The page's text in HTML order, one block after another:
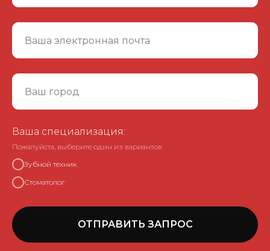
Ваша специализация:
Пожалуйста, выберите один из вариантов
Зубной техник
Стоматолог
ОТПРАВИТЬ ЗАПРОС